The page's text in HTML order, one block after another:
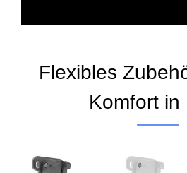
Flexibles
Komfort in